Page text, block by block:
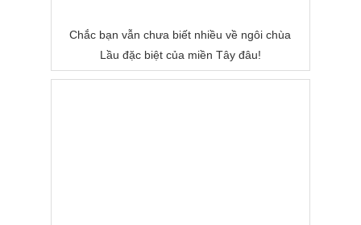
Chắc bạn vẫn chưa biết nhiều về ngôi chùa
Lầu đặc biệt của miền Tây đâu!